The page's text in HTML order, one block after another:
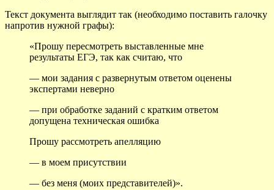
Текст документа выглядит так (необходимо поставить галочку
напротив нужной графы):
«Прошу пересмотреть выставленные мне
результаты ЕГЭ, так как считаю, что
— мои задания с развернутым ответом оценены
экспертами неверно
— при обработке заданий с кратким ответом
допущена техническая ошибка
Прошу рассмотреть апелляцию
— в моем присутствии
— без меня (моих представителей)».